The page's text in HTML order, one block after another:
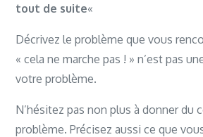
tout de suite«
Décrivez le problème que vous
« cela ne marche pas ! » n’est pas
votre problème.
N’hésitez pas non plus à donner du
problème. Précisez aussi ce que